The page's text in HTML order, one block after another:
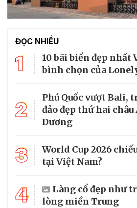
ĐỌC NHIỀU
1
10 bãi biển đẹp nhất
bình chọn của
2
Phú Quốc vượt Bali,
đảo đẹp thứ hai
Dương
3
World Cup 2026
tại Việt Nam?
4
Làng cổ đẹp như
lòng miền Trung